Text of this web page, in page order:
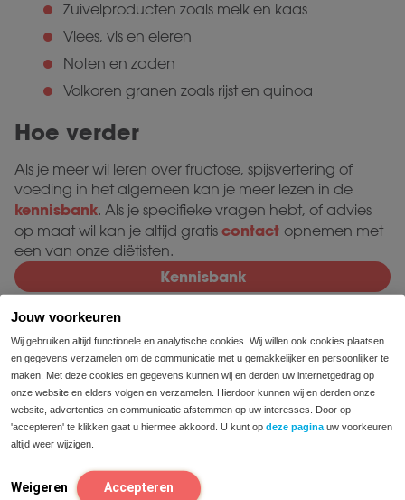
Jouw voorkeuren
Wij gebruiken altijd functionele en analytische cookies. Wij willen ook cookies plaatsen
en gegevens verzamelen om de communicatie met u gemakkelijker en persoonlijker te
maken. Met deze cookies en gegevens kunnen wij en derden uw internetgedrag op
onze website en elders volgen en verzamelen. Hierdoor kunnen wij en derden onze
website, advertenties en communicatie afstemmen op uw interesses. Door op
'accepteren' te klikken gaat u hiermee akkoord. U kunt op deze pagina uw voorkeuren
altijd weer wijzigen.
Weigeren Accepteren
Kennisbank
Fructose intolerantie wat niet eten
Fructose intolerantie dieet
Zuivelproducten zoals melk en kaas
Vlees, vis en eieren
Noten en zaden
Volkoren granen zoals rijst en quinoa
Hoe verder
Als je meer wil leren over fructose, spijsvertering of
voeding in het algemeen kan je meer lezen in de
kennisbank. Als je specifieke vragen hebt, of advies
op maat wil kan je altijd gratis contact opnemen met
een van onze diëtisten.